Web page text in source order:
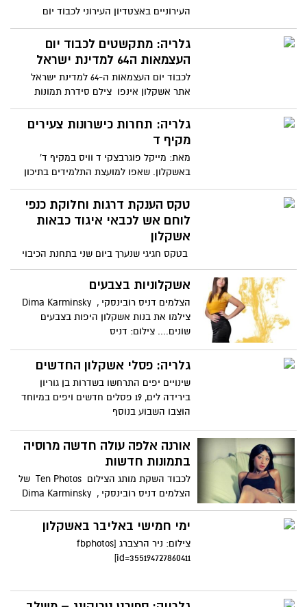
העירוניים באצטדיון העירוני לכבוד יום
העצמאות פוטו יוסי את
גלריה: מתקשטים לכבוד יום
העצמאות ה64 למדינת ישראל
לכבוד יום העצמאות ה-64 למדינת ישראל
אתר אשקלון אינפו צילם סידרת תמונות
מרחבי מהעיר אשקלון שקישטו
גלריה: תחרות כישרונות צעירים
מקיף ד
מאת: מייקל פוגרבצקי ד וויס במקיף ד'
באשקלון. שאפו למועצת התלמידים בתיכון
מקיף ד' באשקלון אשר
טקס הענקת דרגות וחלוקת כנפי
לוחם אש לכבאי איגוד כבאות
אשקלון
בטקס חגיגי שנערך ביום שני בתחנת הכיבוי
באשקלון לרגל יום העצמאות, הוענקו דרגות
לקצינים ולוחמי אש
אשקלוניות בצבעים
צילמו את בנות אשקלון היפות בצבעים
שונים.... צילום: דניס
גלריה: פסלי אשקלון החדשים
שינויים יפים התרחשו בשדרות בן גוריון
בירידה לים, 19 פסלים חדשים ויפים במיוחד
הוצבו השבוע בנוסף
אורנה אלפה עולה חדשה מרוסיה
בתמונות חדשות
לכבוד השקת מותג הצילום Ten Photos‏ של
אורנה אלפה
ימי חמישי באליבר באשקלון
צילום: ניר הרצברג [fbphotos
id=355194727860411]